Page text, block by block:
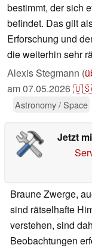
bestimmt, der sich
befindet. Das gilt
Erforschung und
die weiterhin sehr
Alexis Stegmann (
am07.05.2026🇺🇸
Astronomy / Space
Jetzt
Braune Zwerge,
sind rätselhafte
verstehen, sind
Beobachtungen